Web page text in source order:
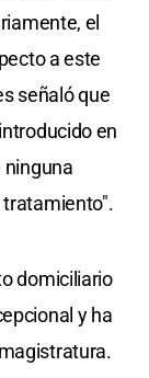
el
a este
señaló que
en
ninguna
domiciliario
y ha